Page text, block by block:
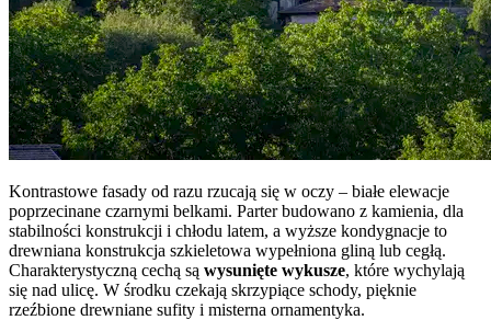
Kontrastowe fasady od razu rzucają się w oczy – białe elewacje
poprzecinane czarnymi belkami. Parter budowano z kamienia, dla
stabilności konstrukcji i chłodu latem, a wyższe kondygnacje to
drewniana konstrukcja szkieletowa wypełniona gliną lub cegłą.
Charakterystyczną cechą są wysunięte wykusze, które wychylają
się nad ulicę. W środku czekają skrzypiące schody, pięknie
rzeźbione drewniane sufity i misterna ornamentyka.